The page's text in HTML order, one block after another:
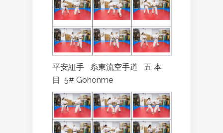
平安組手 糸東流空手道 五 本
目 5# Gohonme